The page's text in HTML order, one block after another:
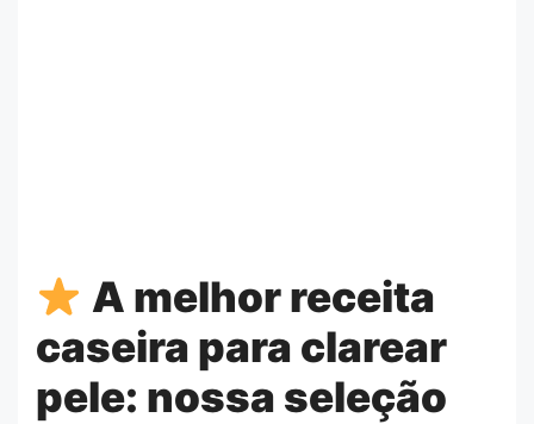
A melhor receita
caseira para clarear
pele: nossa seleção